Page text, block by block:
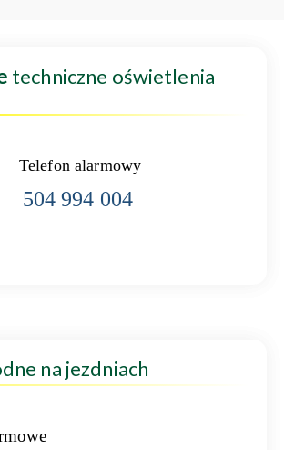
techniczne oświetlenia
Telefon alarmowy
504 994 004
na jezdniach